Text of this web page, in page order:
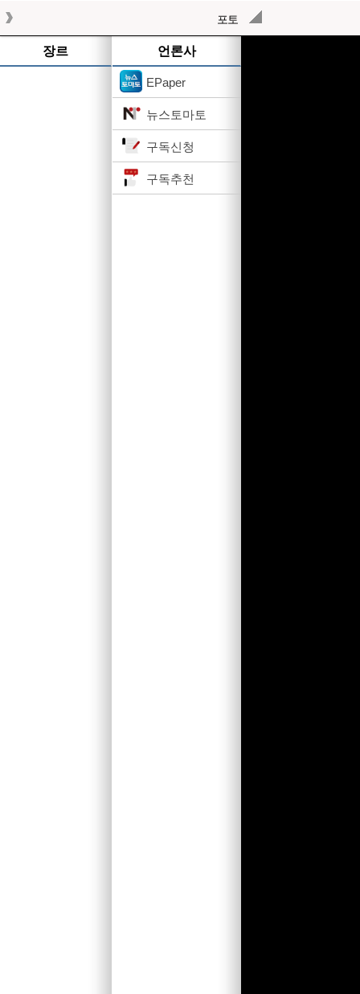
포토
장르 언론사
EPaper
뉴스토마토
구독신청
구독추천
작성된 기사가 없습니다.